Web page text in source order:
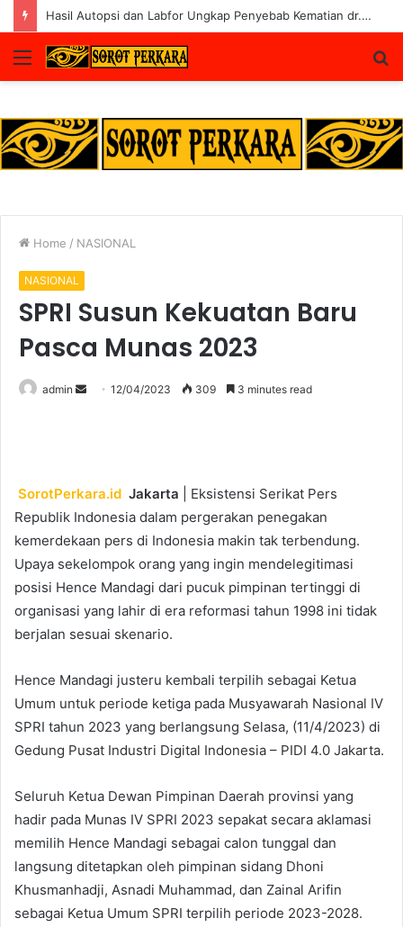
Hasil Autopsi dan Labfor Ungkap Penyebab Kematian dr. Alex di Siak
Menu
Home / NASIONAL
NASIONAL
SPRI Susun Kekuatan Baru
Pasca Munas 2023
admin
Send12/04/2023 309 3 minutes read
SorotPerkara.id Jakarta | Eksistensi Serikat Pers
Republik Indonesia dalam pergerakan penegakan
kemerdekaan pers di Indonesia makin tak terbendung.
Upaya sekelompok orang yang ingin mendelegitimasi
posisi Hence Mandagi dari pucuk pimpinan tertinggi di
organisasi yang lahir di era reformasi tahun 1998 ini tidak
berjalan sesuai skenario.
Hence Mandagi justeru kembali terpilih sebagai Ketua
Umum untuk periode ketiga pada Musyawarah Nasional IV
SPRI tahun 2023 yang berlangsung Selasa, (11/4/2023) di
Gedung Pusat Industri Digital Indonesia – PIDI 4.0 Jakarta.
Seluruh Ketua Dewan Pimpinan Daerah provinsi yang
hadir pada Munas IV SPRI 2023 sepakat secara aklamasi
memilih Hence Mandagi sebagai calon tunggal dan
langsung ditetapkan oleh pimpinan sidang Dhoni
Khusmanhadji, Asnadi Muhammad, dan Zainal Arifin
sebagai Ketua Umum SPRI terpilih periode 2023-2028.